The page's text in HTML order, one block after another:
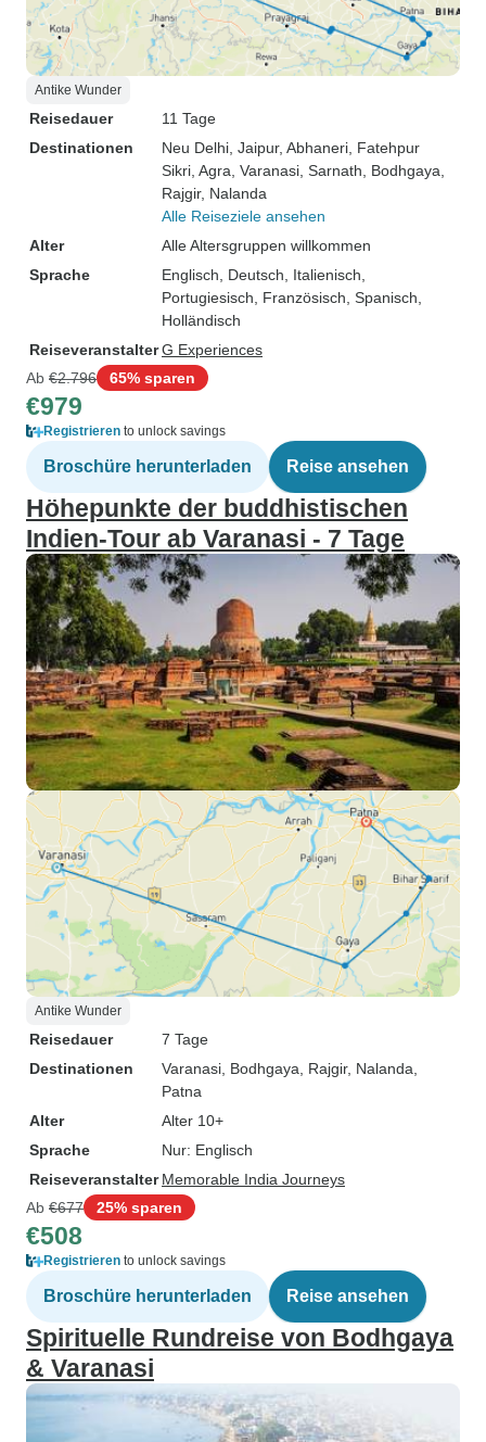
Antike Wunder
Reisedauer
11 Tage
Destinationen
Neu Delhi , Jaipur, Abhaneri , Fatehpur
Sikri , Agra , Varanasi , Sarnath , Bodhgaya
Rajgir, Nalanda
Alle Reiseziele ansehen
Alter
Alle Altersgruppen willkommen
Sprache
Englisch, Deutsch, Italienisch,
Portugiesisch, Französisch, Spanisch,
Holländisch
ReiseveranstalterG Experiences
Ab €2.796 65% sparen
€979
Registrieren to unlock savings
Broschüre herunterladen Reise ansehen
Höhepunkte der buddhistischen
Indien-Tour ab Varanasi - 7 Tage
Antike Wunder
Reisedauer
7 Tage
Destinationen
Varanasi , Bodhgaya , Rajgir, Nalanda
Patna
Alter
Alter 10+
Sprache
Nur: Englisch
Reiseveranstalter Memorable India Journeys
Ab €677 25% sparen
€508
Registrieren to unlock savings
Broschüre herunterladen Reise ansehen
Spirituelle Rundreise von Bodhgaya
& Varanasi